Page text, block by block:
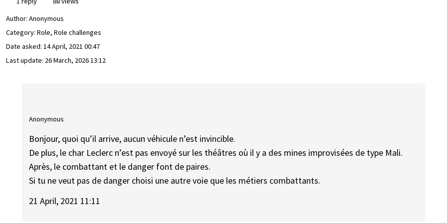
Author: Anonymous
Category: Role, Role challenges
Date asked: 14 April, 2021 00:47
Last update: 26 March, 2026 13:12
Anonymous
Bonjour, quoi qu’il arrive, aucun véhicule n’est invincible.
De plus, le char Leclerc n’est pas envoyé sur les théâtres où il y a des mines improvisées de type Mali.
Après, le combattant et le danger font de paires.
Si tu ne veut pas de danger choisi une autre voie que les métiers combattants.
21 April, 2021 11:11